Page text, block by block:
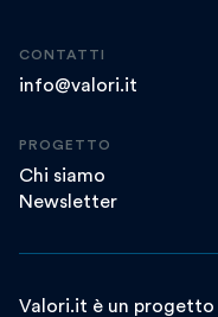
CONTATTI
info@valori.it
PROGETTO
Chi siamo
Newsletter
Valori.it è un progetto